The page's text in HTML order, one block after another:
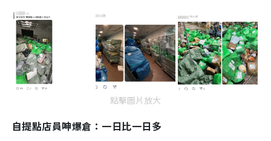
點擊圖片放大
自提點店員呻爆倉：一日比一日多